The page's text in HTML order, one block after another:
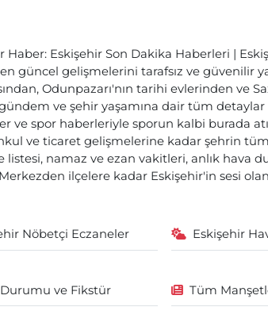
Haber: Eskişehir Son Dakika Haberleri |
güncel gelişmelerini tarafsız ve güvenilir
Odunpazarı'nın tarihi evlerinden ve
ve şehir yaşamına dair tüm detaylar
ve spor haberleriyle sporun kalbi burada
ve ticaret gelişmelerine kadar şehrin tüm
listesi, namaz ve ezan vakitleri, anlık
Merkezden ilçelere kadar Eskişehir'in sesi
Nöbetçi Eczaneler Eskişehir
ve Fikstür Tüm